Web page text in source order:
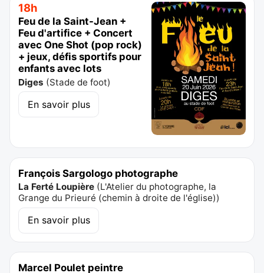
18h
Feu de la Saint-Jean +
Feu d'artifice + Concert
avec One Shot (pop rock)
+ jeux, défis sportifs pour
enfants avec lots
Diges (Stade de foot)
En savoir plus
François Sargologo photographe
La Ferté Loupière (L'Atelier du photographe, la
Grange du Prieuré (chemin à droite de l'église))
En savoir plus
Marcel Poulet peintre